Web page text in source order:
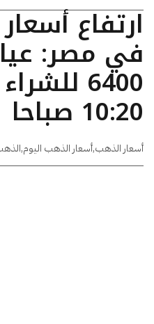
ارتفاع
6400
10:20 صباحا
أسعار الذهب,أسعار الذهب اليوم,